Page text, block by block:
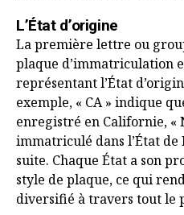
L’État d’origine
La première lettre ou
plaque d’immatriculation
représentant l’État
exemple, « CA » indique
enregistré en Californie, «
immatriculé dans l’État de
suite. Chaque État a son
style de plaque, ce qui
diversifié à travers tout le